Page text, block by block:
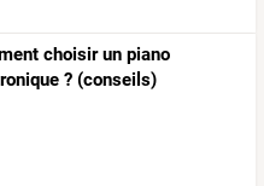
choisir un piano
? (conseils)